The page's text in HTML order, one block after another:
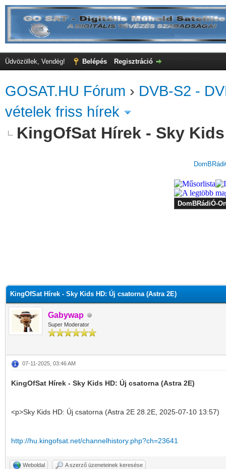
Üdvözöllek, Vendég! Belépés Regisztráció
GOSAT.HU Fórum › DVB-S2 -
vételek friss hírek
KingOfSat Hírek - Sky
KingOfSat Hírek - Sky Kids HD: Új csatorna (Astra 2E)
Gabywap
Super Moderator
07-11-2025, 03:46 AM
KingOfSat Hírek - Sky Kids HD: Új csatorna (Astra 2E)
<p>Sky Kids HD: Új csatorna (Astra 2E 28.2E, 2025-07-10 13:57)
http://hu.kingofsat.net/channelhistory.php?ch=23641
Weboldal A szerző üzeneteinek keresése